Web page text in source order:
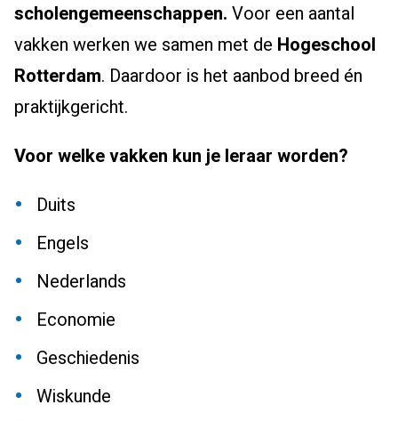
scholengemeenschappen. Voor een aantal
vakken werken we samen met de Hogeschool
Rotterdam. Daardoor is het aanbod breed én
praktijkgericht.
Voor welke vakken kun je leraar worden?
Duits
Engels
Nederlands
Economie
Geschiedenis
Wiskunde